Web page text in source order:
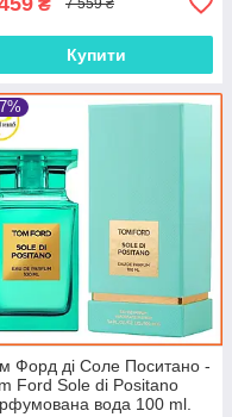
7 559 ₴
Купити
Форд ді Соле Поситано -
Ford Sole di Positano
вода 100 ml.